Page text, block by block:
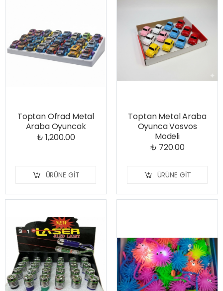
Toptan Ofrad Metal
Araba Oyuncak
₺ 1,200.00
ÜRÜNE GIT
Toptan Metal Araba
Oyunca Vosvos
Modeli
₺ 720.00
ÜRÜNE GIT